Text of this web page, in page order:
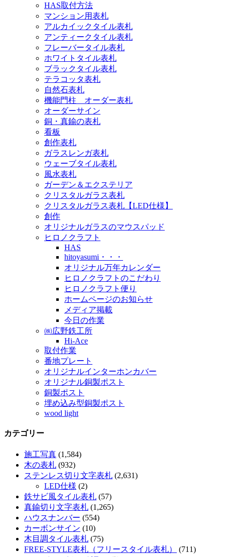
HAS取付方法
マンション用表札
アルカイックタイル表札
アンティークタイル表札
フレーバータイル表札
ホワイトタイル表札
ブラックタイル表札
テラコッタ表札
自然石表札
機能門柱 オーダー表札
オーダーサイン
銅・真鍮の表札
看板
創作表札
ガラスレンガ表札
ウェーブタイル表札
風水表札
ガーデン＆エクステリア
クリスタルガラス表札
クリスタルガラス表札【LED仕様】
創作
オリジナルガラスのマウスパッド
ヒロノクラフト
HAS
hitoyasumi・・・
オリジナル万年カレンダー
ヒロノクラフトのこだわり
ヒロノクラフト便り
ホームページのお知らせ
メディア掲載
今日の作業
㈱広野鉄工所
Hi-Ace
取付作業
番地プレート
オリジナルインターホンカバー
オリジナル銅製ポスト
銅製ポスト
埋め込み型銅製ポスト
wood light
カテゴリー
施工写真 (1,584)
木の表札 (932)
ステンレス切り文字表札 (2,631)
LED仕様 (2)
鉄サビ風タイル表札 (57)
真鍮切り文字表札 (1,265)
ハウスナンバー (554)
カーボンサイン (10)
木目調タイル表札 (75)
FREE-STYLE表札（フリースタイル表札）
(711)